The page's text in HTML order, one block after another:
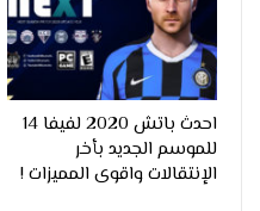
احدث باتش 2020 لفيفا 14
للموسم الجديد بأخر
الإنتقالات واقوى المميزات !